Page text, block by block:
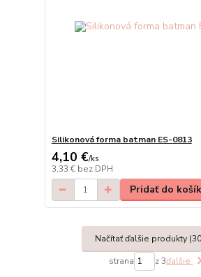
Silikonová forma batman ES-0813
4,10 €/ks
3,33 € bez DPH
Pridať do
Načítať ďalšie produkty
strana z 3ďalšie